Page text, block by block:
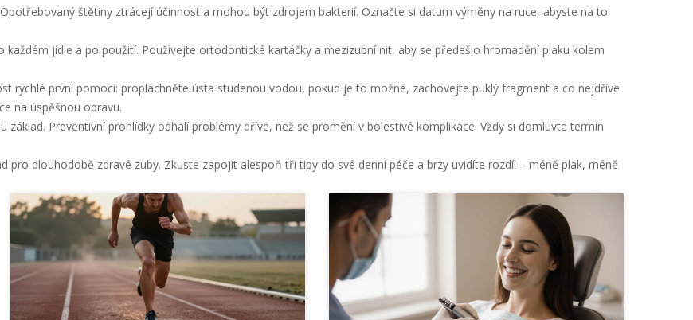
štětiny ztrácejí účinnost a mohou být zdrojem bakterií. Označte si datum výměny na ruce, abyste na to
jídle a po použití. Používejte ortodontické kartáčky a mezizubní nit, aby se předešlo hromadění plaku kolem
rychlé první pomoci: propláchněte ústa studenou vodou, pokud je to možné, zachovejte puklý fragment a co nejdříve
na úspěšnou opravu.
Preventivní prohlídky odhalí problémy dříve, než se promění v bolestivé komplikace. Vždy si domluvte termín
pro dlouhodobě zdravé zuby. Zkuste zapojit alespoň tři tipy do své denní péče a brzy uvidíte rozdíl – méně plak, méně